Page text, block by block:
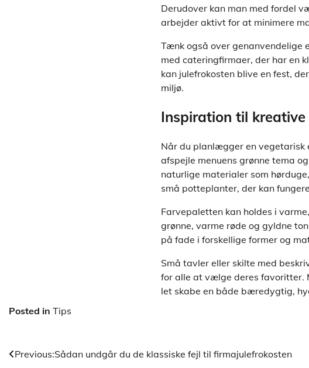
Derudover kan man med fordel
arbejder aktivt for at minimere
Tænk også over genanvendelige
med cateringfirmaer, der har en
kan julefrokosten blive en fest,
miljø.
Inspiration til
Når du planlægger en vegetarisk
afspejle menuens grønne tema
naturlige materialer som
små potteplanter, der kan
Farvepaletten kan holdes i
grønne, varme røde og gyldne
på fade i forskellige former og
Små tavler eller skilte med
for alle at vælge deres favoritter.
let skabe en både bæredygtig,
Posted in Tips
Indlægsnavigation
Previous:Sådan undgår du de klassiske fejl til firmajulefrokosten